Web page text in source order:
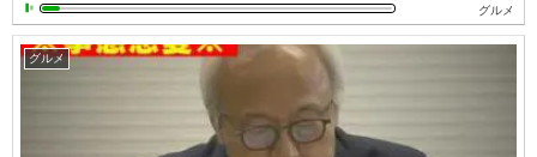
グルメ
グルメ